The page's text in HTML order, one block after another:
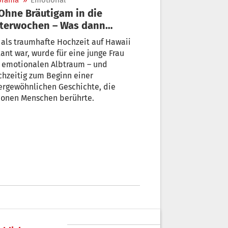
– Was dann
berührte Millionen
als traumhafte Hochzeit auf Hawaii
war, wurde für eine junge Frau
emotionalen Albtraum – und
zum Beginn einer
Geschichte, die
Menschen berührte.